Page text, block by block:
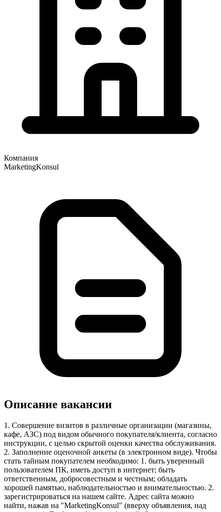
Компания
MarketingKonsul
Описание вакансии
1. Совершение визитов в различные организации (магазины,
кафе, АЗС) под видом обычного покупателя/клиента, согласно
инструкции, с целью скрытой оценки качества обслуживания.
2. Заполнение оценочной анкеты (в электронном виде). Чтобы
стать тайным покупателем необходимо: 1. быть уверенный
пользователем ПК, иметь доступ в интернет; быть
ответственным, добросовестным и честным; обладать
хорошей памятью, наблюдательностью и внимательностью. 2.
зарегистрироваться на нашем сайте. Адрес сайта можно
найти, нажав на "MarketingKonsul" (вверху объявления, над